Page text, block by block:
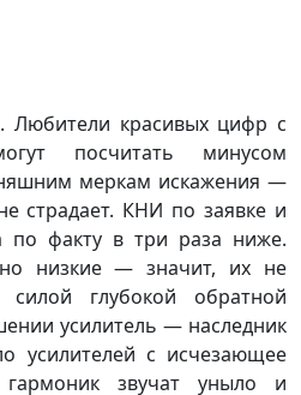
Любители красивых цифр с
посчитать минусом
меркам искажения —
страдает. КНИ по заявке и
факту в три раза ниже.
низкие — значит, их не
глубокой обратной
усилитель — наследник
усилителей с исчезающее
звучат уныло и